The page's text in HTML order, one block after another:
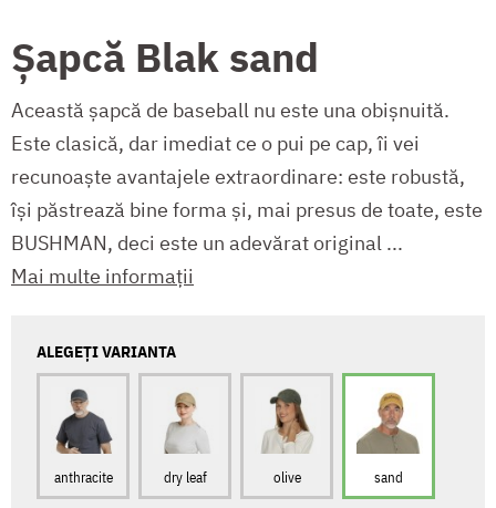
Șapcă Blak sand
Această șapcă de baseball nu este una obișnuită.
Este clasică, dar imediat ce o pui pe cap, îi vei
recunoaște avantajele extraordinare: este robustă,
își păstrează bine forma și, mai presus de toate, este
BUSHMAN, deci este un adevărat original ...
Mai multe informații
ALEGEȚI VARIANTA
anthracite dry leaf olive sand